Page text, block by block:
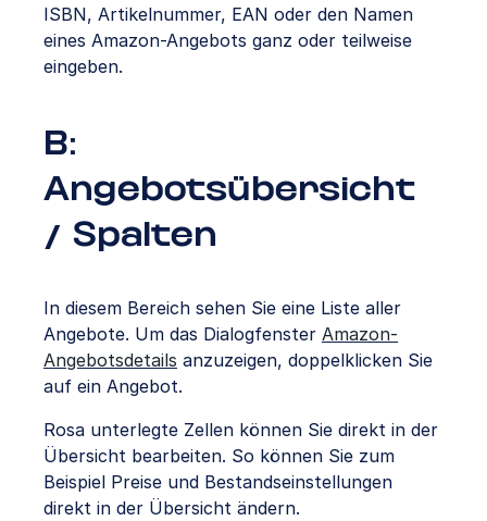
ISBN, Artikelnummer, EAN oder den Namen
eines Amazon-Angebots ganz oder teilweise
eingeben.
B:
Angebotsübersicht
/ Spalten
In diesem Bereich sehen Sie eine Liste aller
Angebote. Um das Dialogfenster Amazon-
Angebotsdetails anzuzeigen, doppelklicken Sie
auf ein Angebot.
Rosa unterlegte Zellen können Sie direkt in der
Übersicht bearbeiten. So können Sie zum
Beispiel Preise und Bestandseinstellungen
direkt in der Übersicht ändern.